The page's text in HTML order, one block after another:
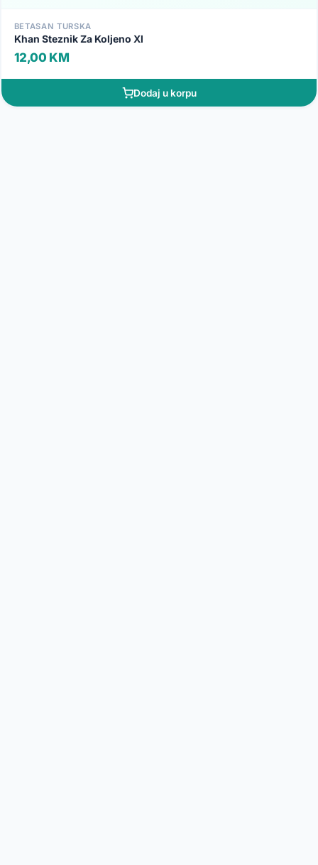
BETASAN TURSKA
Khan Steznik Za Koljeno Xl
12,00 KM
Dodaj u korpu